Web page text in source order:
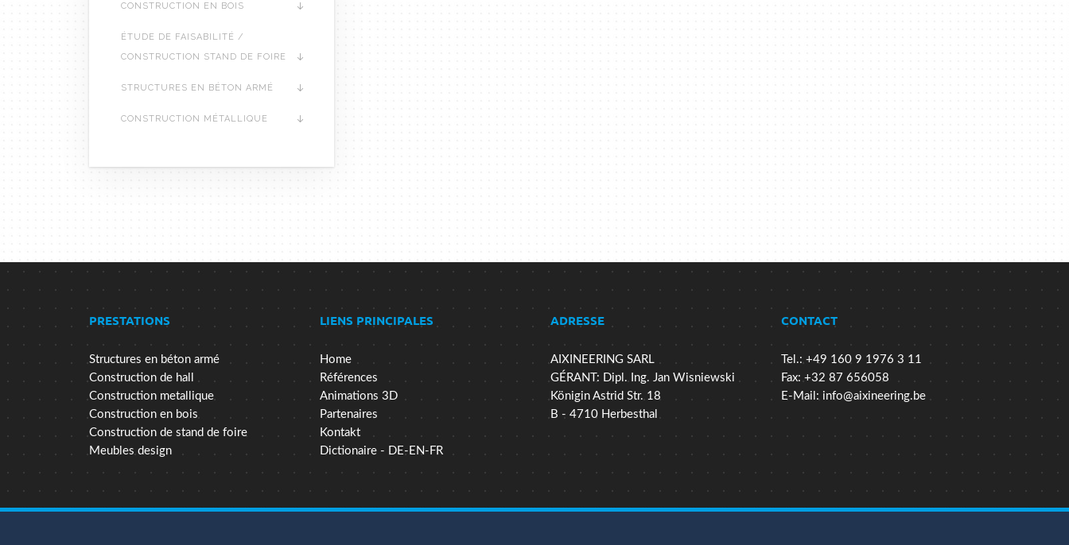
CONSTRUCTION EN BOIS
ÉTUDE DE FAISABILITÉ /
CONSTRUCTION STAND DE FOIRE
STRUCTURES EN BÉTON ARMÉ
CONSTRUCTION MÉTALLIQUE
PRESTATIONS
Structures en béton armé
Construction de hall
Construction metallique
Construction en bois
Construction de stand de foire
Meubles design
LIENS PRINCIPALES
Home
Références
Animations 3D
Partenaires
Kontakt
Dictionaire - DE-EN-FR
ADRESSE
AIXINEERING SARL
GÉRANT: Dipl. Ing. Jan Wisniewski
Königin Astrid Str. 18
B - 4710 Herbesthal
CONTACT
Tel.: +49 160 9 1976 3 11
Fax: +32 87 656058
E-Mail: info@aixineering.be